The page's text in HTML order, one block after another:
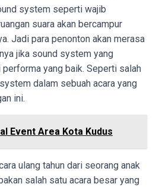
system seperti wajib
suara akan bercampur
Jadi para penonton akan merasa
jika sound system yang
yang baik. Seperti salah
dalam sebuah acara yang
ini.
Event Area Kota Kudus
ulang tahun dari seorang anak
salah satu acara besar yang